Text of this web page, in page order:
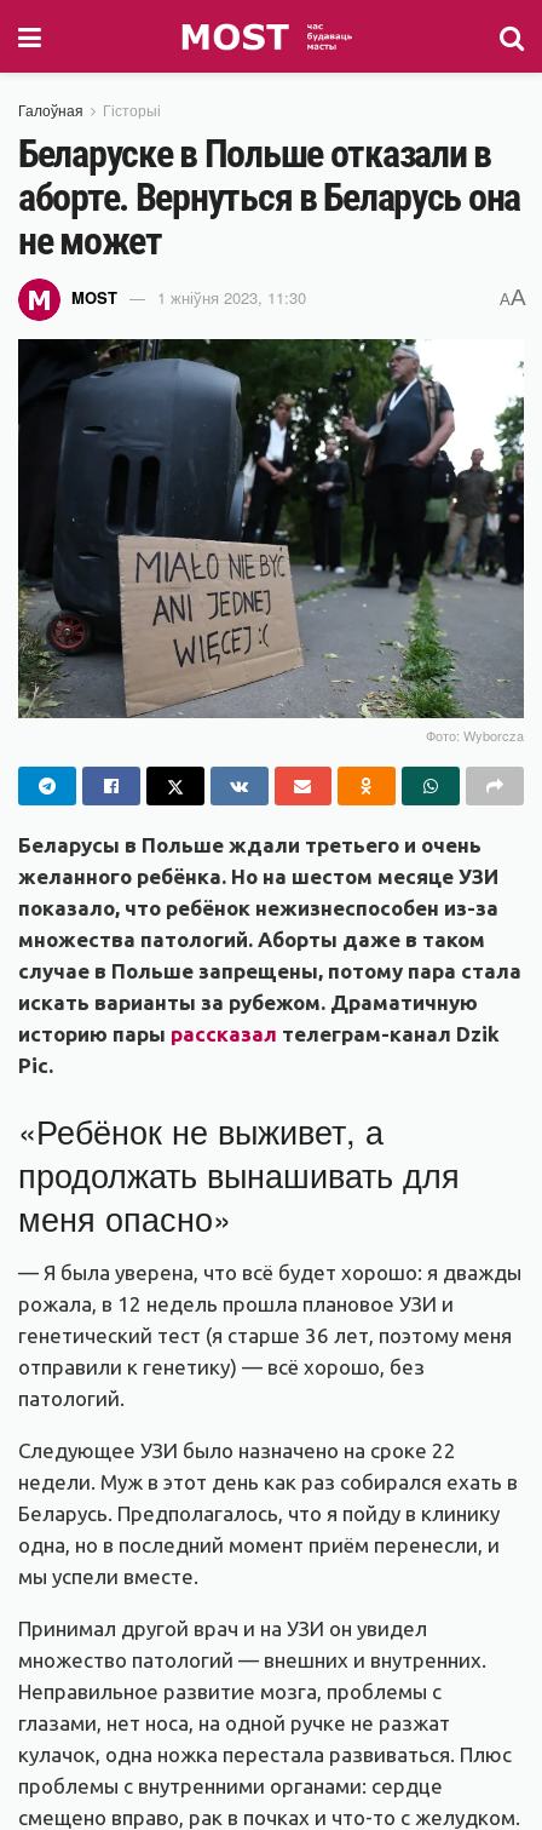
Галоўная Гісторыі
Беларуске в Польше отказали в
аборте. Вернуться в Беларусь она
не может
MOST 1 жніўня 2023, 11:30 AA
Фото: Wyborcza
Беларусы в Польше ждали третьего и очень
желанного ребёнка. Но на шестом месяце УЗИ
показало, что ребёнок нежизнеспособен из-за
множества патологий. Аборты даже в таком
случае в Польше запрещены, потому пара стала
искать варианты за рубежом. Драматичную
историю пары рассказал телеграм-канал Dzik
Pic.
«Ребёнок не выживет, а
продолжать вынашивать для
меня опасно»
— Я была уверена, что всё будет хорошо: я дважды
рожала, в 12 недель прошла плановое УЗИ и
генетический тест (я старше 36 лет, поэтому меня
отправили к генетику) — всё хорошо, без
патологий.
Следующее УЗИ было назначено на сроке 22
недели. Муж в этот день как раз собирался ехать в
Беларусь. Предполагалось, что я пойду в клинику
одна, но в последний момент приём перенесли, и
мы успели вместе.
Принимал другой врач и на УЗИ он увидел
множество патологий — внешних и внутренних.
Неправильное развитие мозга, проблемы с
глазами, нет носа, на одной ручке не разжат
кулачок, одна ножка перестала развиваться. Плюс
проблемы с внутренними органами: сердце
смещено вправо, рак в почках и что-то с желудком.